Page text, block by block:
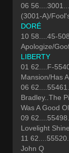
06
(3001-A)/
DORÉ
10 58....45-
Apologize/
LIBERTY
01 62....F-
Mansion/Has
06
Bradley..The
Was A Good
09
Lovelight
11
John Q